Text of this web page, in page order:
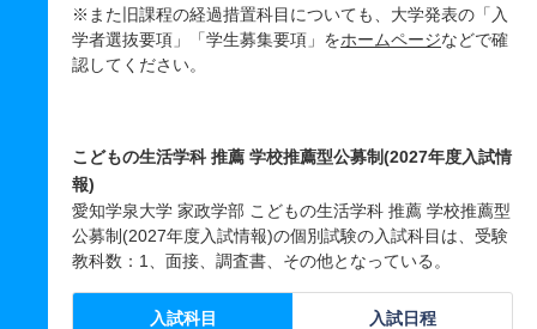
※また旧課程の経過措置科目についても、大学発表の「入
学者選抜要項」「学生募集要項」をホームページなどで確
認してください。
こどもの生活学科 推薦 学校推薦型公募制(2027年度入試情
報)
愛知学泉大学 家政学部 こどもの生活学科 推薦 学校推薦型
公募制(2027年度入試情報)の個別試験の入試科目は、受験
教科数：1、面接、調査書、その他となっている。
入試科目 入試日程